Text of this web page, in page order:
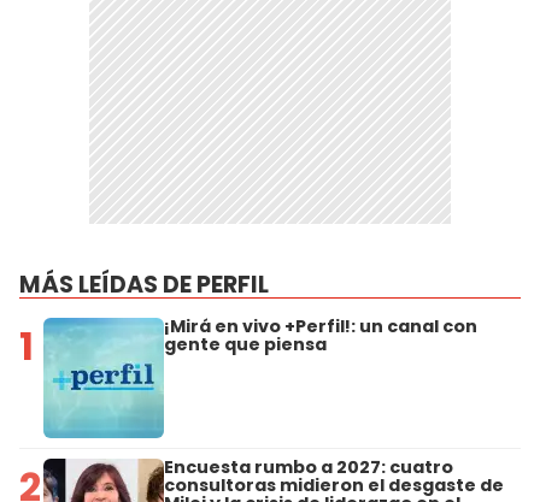
MÁS LEÍDAS DE PERFIL
1 ¡Mirá en vivo +Perfil!: un canal con
gente que piensa
2 Encuesta rumbo a 2027: cuatro
consultoras midieron el desgaste de